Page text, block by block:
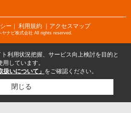
ー 利用規約 ｜アクセスマップ
ヤナビ株式会社 All rights reserved.
利用状況把握、サービス向上検討を目的と
しています。
扱いについて」 をご確認ください。
閉じる